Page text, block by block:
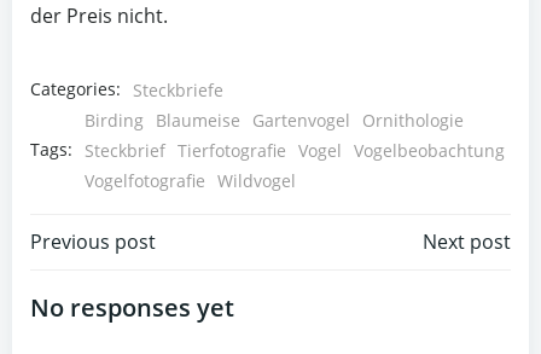
der Preis nicht.
Categories: Steckbriefe
Tags:
Birding Blaumeise Gartenvogel
Ornithologie
Steckbrief Tierfotografie Vogel Vogelbeobachtung
Vogelfotografie Wildvogel
Beitragsnavigation
Previous post Next post
No responses yet